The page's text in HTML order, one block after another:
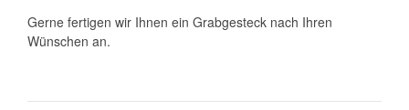
Gerne fertigen wir Ihnen ein Grabgesteck nach Ihren
Wünschen an.